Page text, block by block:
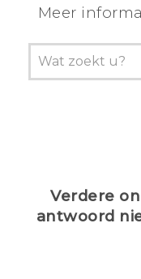
Meer
Verdere
antwoord